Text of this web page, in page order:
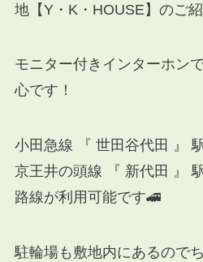
地【Y・K・HOUSE】のご
モニター付きインターホン
心です！
小田急線 『 世田谷代田 』
京王井の頭線 『 新代田 』
路線が利用可能です🚄
駐輪場も敷地内にあるので